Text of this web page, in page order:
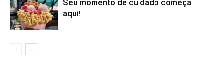
Seu momento de cuidado começa
aqui!